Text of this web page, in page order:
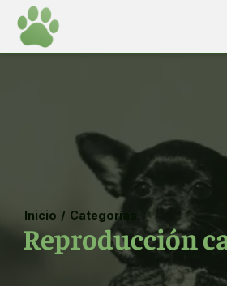
Inicio / Categorías
Reproducción